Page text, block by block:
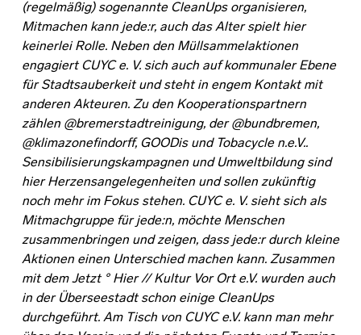
(regelmäßig) sogenannte CleanUps organisieren,
Mitmachen kann jede:r, auch das Alter spielt hier
keinerlei Rolle. Neben den Müllsammelaktionen
engagiert CUYC e. V. sich auch auf kommunaler Ebene
für Stadtsauberkeit und steht in engem Kontakt mit
anderen Akteuren. Zu den Kooperationspartnern
zählen @bremerstadtreinigung, der @bundbremen,
@klimazonefindorff, GOODis und Tobacycle n.e.V..
Sensibilisierungskampagnen und Umweltbildung sind
hier Herzensangelegenheiten und sollen zukünftig
noch mehr im Fokus stehen. CUYC e. V. sieht sich als
Mitmachgruppe für jede:n, möchte Menschen
zusammenbringen und zeigen, dass jede:r durch kleine
Aktionen einen Unterschied machen kann. Zusammen
mit dem Jetzt ° Hier // Kultur Vor Ort e.V. wurden auch
in der Überseestadt schon einige CleanUps
durchgeführt. Am Tisch von CUYC e.V. kann man mehr